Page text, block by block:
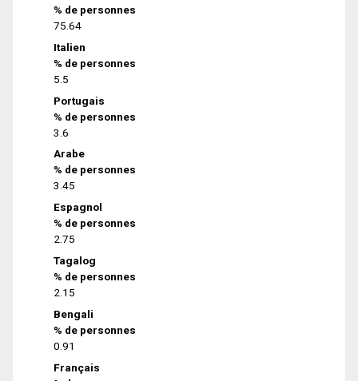
% de personnes
75.64
Italien
% de personnes
5.5
Portugais
% de personnes
3.6
Arabe
% de personnes
3.45
Espagnol
% de personnes
2.75
Tagalog
% de personnes
2.15
Bengali
% de personnes
0.91
Français